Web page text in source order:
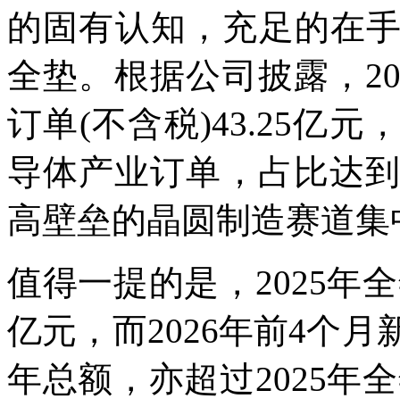
的固有认知，充足的在
全垫。根据公司披露，
订单(不含税)43.25亿元
导体产业订单，占比达
高壁垒的晶圆制造赛道
值得一提的是，2025年
亿元，而2026年前4个月
年总额，亦超过2025年